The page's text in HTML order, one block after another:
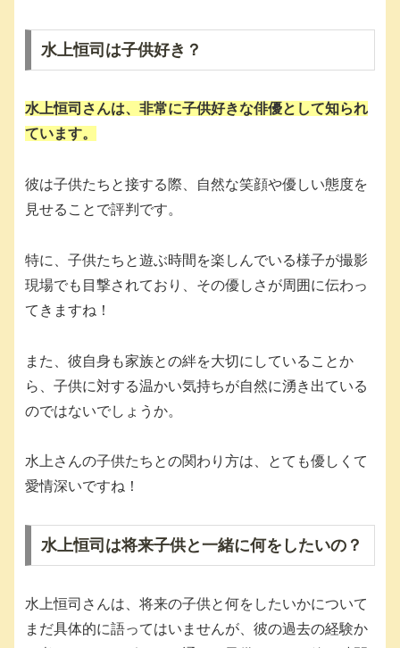
水上恒司は子供好き？
水上恒司さんは、非常に子供好きな俳優として知られ
ています。
彼は子供たちと接する際、自然な笑顔や優しい態度を
見せることで評判です。
特に、子供たちと遊ぶ時間を楽しんでいる様子が撮影
現場でも目撃されており、その優しさが周囲に伝わっ
てきますね！
また、彼自身も家族との絆を大切にしていることか
ら、子供に対する温かい気持ちが自然に湧き出ている
のではないでしょうか。
水上さんの子供たちとの関わり方は、とても優しくて
愛情深いですね！
水上恒司は将来子供と一緒に何をしたいの？
水上恒司さんは、将来の子供と何をしたいかについて
まだ具体的に語ってはいませんが、彼の過去の経験か